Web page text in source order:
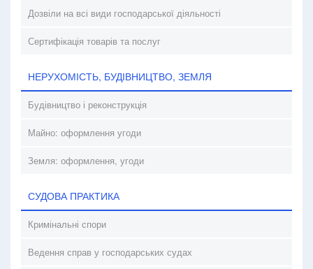
Дозвіли на всі види господарської діяльності
Сертифікація товарів та послуг
НЕРУХОМІСТЬ, БУДІВНИЦТВО, ЗЕМЛЯ
Будівництво і реконструкція
Майно: оформлення угоди
Земля: оформлення, угоди
СУДОВА ПРАКТИКА
Кримінальні спори
Ведення справ у господарських судах